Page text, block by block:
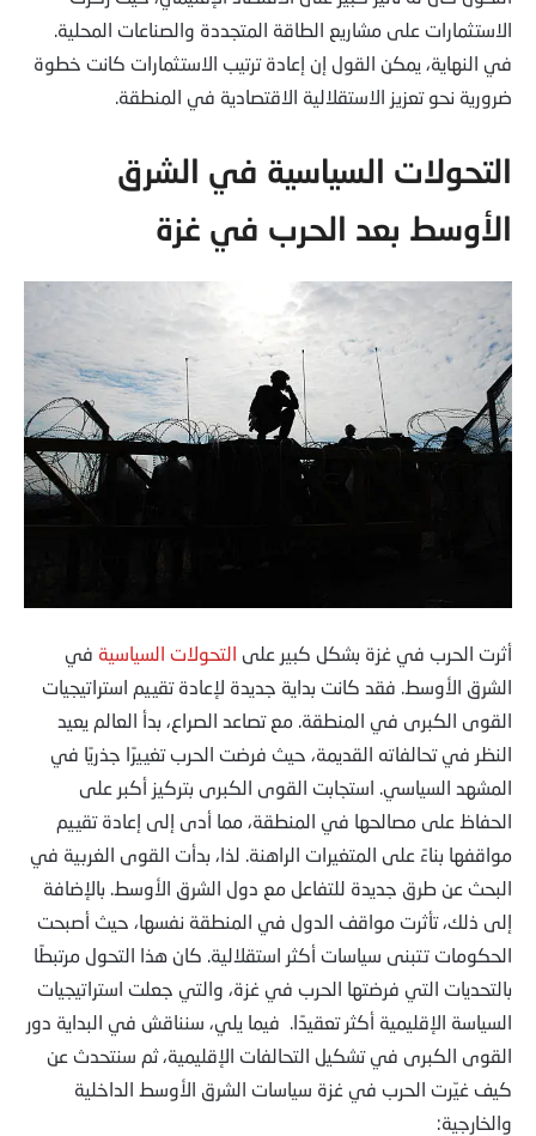
الاستثمارات على مشاريع الطاقة المتجددة والصناعات المحلية.
في النهاية، يمكن القول إن إعادة ترتيب الاستثمارات كانت خطوة
ضرورية نحو تعزيز الاستقلالية الاقتصادية في المنطقة.
التحولات السياسية في الشرق
الأوسط بعد الحرب في غزة
أثرت الحرب في غزة بشكل كبير على التحولات السياسية في
الشرق الأوسط. فقد كانت بداية جديدة لإعادة تقييم استراتيجيات
القوى الكبرى في المنطقة. مع تصاعد الصراع، بدأ العالم يعيد
النظر في تحالفاته القديمة، حيث فرضت الحرب تغييرًا جذريًا في
المشهد السياسي. استجابت القوى الكبرى بتركيز أكبر على
الحفاظ على مصالحها في المنطقة، مما أدى إلى إعادة تقييم
مواقفها بناءً على المتغيرات الراهنة. لذا، بدأت القوى الغربية في
البحث عن طرق جديدة للتفاعل مع دول الشرق الأوسط. بالإضافة
إلى ذلك، تأثرت مواقف الدول في المنطقة نفسها، حيث أصبحت
الحكومات تتبنى سياسات أكثر استقلالية. كان هذا التحول مرتبطًا
بالتحديات التي فرضتها الحرب في غزة، والتي جعلت استراتيجيات
السياسة الإقليمية أكثر تعقيدًا. فيما يلي، سنناقش في البداية دور
القوى الكبرى في تشكيل التحالفات الإقليمية، ثم سنتحدث عن
كيف غيّرت الحرب في غزة سياسات الشرق الأوسط الداخلية
والخارجية: